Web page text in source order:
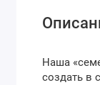
Наша
создать в